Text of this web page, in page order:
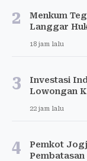
2
Menkum
Langgar
18 jam lalu
3
Investasi
Lowongan
22 jam lalu
4
Pemkot